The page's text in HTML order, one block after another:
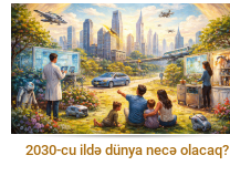
2030-cu ildə dünya necə olacaq?